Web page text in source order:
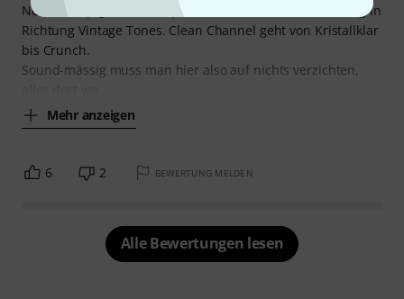
Neck-Pickup geht der Amp aber auch überraschend willig in
Richtung Vintage Tones. Clean Channel geht von Kristallklar
bis Crunch.
Sound-mässig muss man hier also auf nichts verzichten,
Mehr anzeigen
6 2 BEWERTUNG MELDEN
Alle Bewertungen lesen